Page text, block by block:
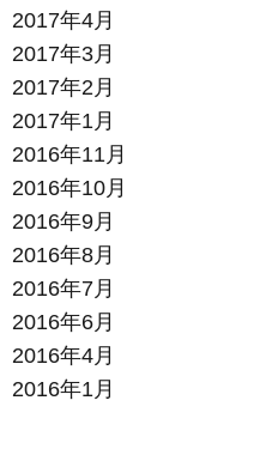
2017年4月
2017年3月
2017年2月
2017年1月
2016年11月
2016年10月
2016年9月
2016年8月
2016年7月
2016年6月
2016年4月
2016年1月